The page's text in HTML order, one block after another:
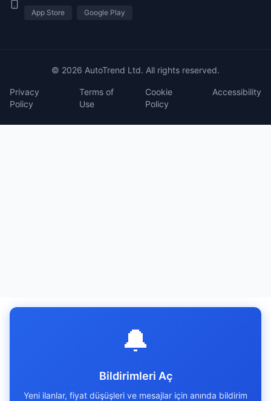
App Store Google Play
© 2026 AutoTrend Ltd. All rights reserved.
Privacy
Policy
Terms of
Use
Cookie
Policy
Accessibility
🔔
Bildirimleri Aç
Yeni ilanlar, fiyat düşüşleri ve mesajlar için anında bildirim